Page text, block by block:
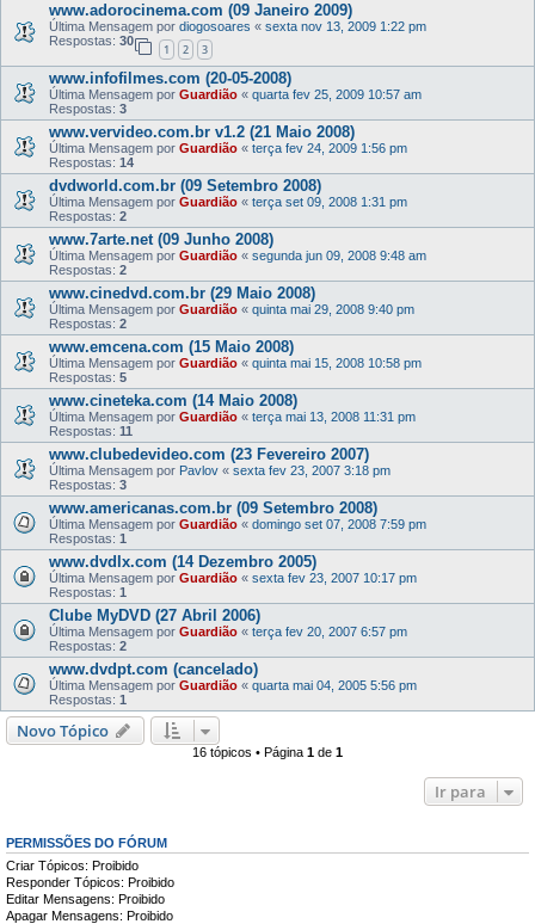
www.adorocinema.com (09 Janeiro 2009)
Última Mensagem por diogosoares « sexta nov 13, 2009 1:22 pm
Respostas: 30
1 2 3
www.infofilmes.com (20-05-2008)
Última Mensagem por Guardião « quarta fev 25, 2009 10:57 am
Respostas: 3
www.vervideo.com.br v1.2 (21 Maio 2008)
Última Mensagem por Guardião « terça fev 24, 2009 1:56 pm
Respostas: 14
dvdworld.com.br (09 Setembro 2008)
Última Mensagem por Guardião « terça set 09, 2008 1:31 pm
Respostas: 2
www.7arte.net (09 Junho 2008)
Última Mensagem por Guardião « segunda jun 09, 2008 9:48 am
Respostas: 2
www.cinedvd.com.br (29 Maio 2008)
Última Mensagem por Guardião « quinta mai 29, 2008 9:40 pm
Respostas: 2
www.emcena.com (15 Maio 2008)
Última Mensagem por Guardião « quinta mai 15, 2008 10:58 pm
Respostas: 5
www.cineteka.com (14 Maio 2008)
Última Mensagem por Guardião « terça mai 13, 2008 11:31 pm
Respostas: 11
www.clubedevideo.com (23 Fevereiro 2007)
Última Mensagem por Pavlov « sexta fev 23, 2007 3:18 pm
Respostas: 3
www.americanas.com.br (09 Setembro 2008)
Última Mensagem por Guardião « domingo set 07, 2008 7:59 pm
Respostas: 1
www.dvdlx.com (14 Dezembro 2005)
Última Mensagem por Guardião « sexta fev 23, 2007 10:17 pm
Respostas: 1
Clube MyDVD (27 Abril 2006)
Última Mensagem por Guardião « terça fev 20, 2007 6:57 pm
Respostas: 2
www.dvdpt.com (cancelado)
Última Mensagem por Guardião « quarta mai 04, 2005 5:56 pm
Respostas: 1
Novo Tópico
16 tópicos • Página 1 de 1
Ir para
PERMISSÕES DO FÓRUM
Criar Tópicos: Proibido
Responder Tópicos: Proibido
Editar Mensagens: Proibido
Apagar Mensagens: Proibido